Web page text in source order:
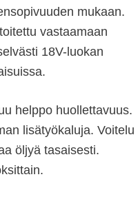
mukaan.
vastaamaan
18V-luokan
helppo huollettavuus.
lisätyökaluja. Voitelu
öljyä tasaisesti.